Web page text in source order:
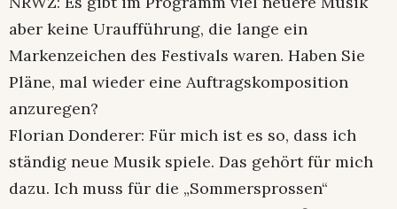
aber keine Uraufführung, die lange ein
Markenzeichen des Festivals waren. Haben Sie
Pläne, mal wieder eine Auftragskomposition
anzuregen?
Florian Donderer: Für mich ist es so, dass ich
ständig neue Musik spiele. Das gehört für mich
dazu. Ich muss für die „Sommersprossen“